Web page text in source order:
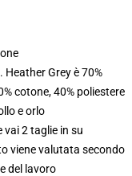
Heather Grey è 70%
cotone, 40% poliestere
e orlo
vai 2 taglie in su
viene valutata secondo
del lavoro